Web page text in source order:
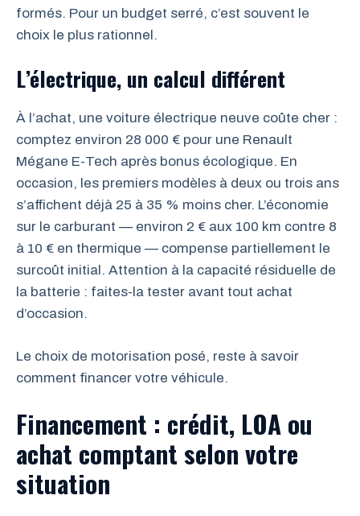
formés. Pour un budget serré, c’est souvent le
choix le plus rationnel.
L’électrique, un calcul différent
À l’achat, une voiture électrique neuve coûte cher :
comptez environ 28 000 € pour une Renault
Mégane E-Tech après bonus écologique. En
occasion, les premiers modèles à deux ou trois ans
s’affichent déjà 25 à 35 % moins cher. L’économie
sur le carburant — environ 2 € aux 100 km contre 8
à 10 € en thermique — compense partiellement le
surcoût initial. Attention à la capacité résiduelle de
la batterie : faites-la tester avant tout achat
d’occasion.
Le choix de motorisation posé, reste à savoir
comment financer votre véhicule.
Financement : crédit, LOA ou
achat comptant selon votre
situation